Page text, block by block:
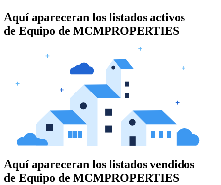
Aquí apareceran los listados activos
de Equipo de MCMPROPERTIES
Aquí apareceran los listados vendidos
de Equipo de MCMPROPERTIES